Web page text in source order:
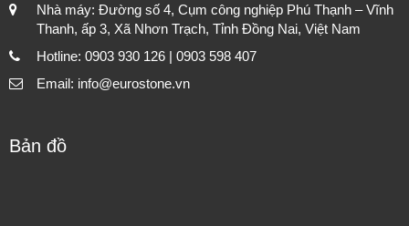
Nhà máy: Đường số 4, Cụm công nghiệp Phú Thạnh – Vĩnh
Thanh, ấp 3, Xã Nhơn Trạch, Tỉnh Đồng Nai, Việt Nam
Hotline: 0903 930 126 | 0903 598 407
Email: info@eurostone.vn
Bản đồ